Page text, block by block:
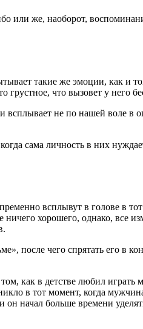
или же, наоборот,
такие же эмоции, как и
грустное, что вызовет у него
всплывает не по нашей воле в
сама личность в них
всплывут в голове в
хорошего, однако, все
после чего спрятать его в
как в детстве любил играть
в тот момент, когда
начал больше времени